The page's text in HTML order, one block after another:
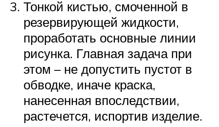
Тонкой кистью, смоченной в
резервирующей жидкости,
проработать основные линии
рисунка. Главная задача при
этом – не допустить пустот в
обводке, иначе краска,
нанесенная впоследствии,
растечется, испортив изделие.